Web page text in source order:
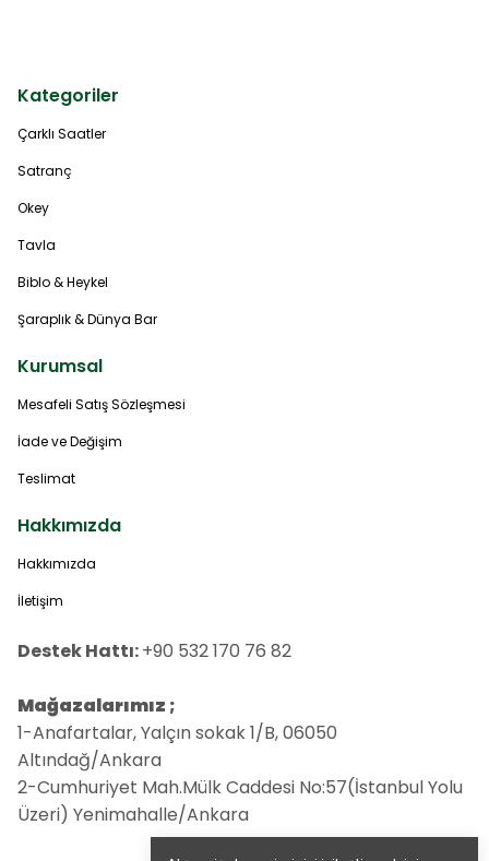
Kategoriler
Çarklı Saatler
Satranç
Okey
Tavla
Biblo & Heykel
Şaraplık & Dünya Bar
Kurumsal
Mesafeli Satış Sözleşmesi
İade ve Değişim
Teslimat
Hakkımızda
Hakkımızda
İletişim
Destek Hattı:+90 532 170 76 82
Mağazalarımız ;
1-Anafartalar, Yalçın sokak 1/B, 06050
Altındağ/Ankara
2-Cumhuriyet Mah.Mülk Caddesi No:57(İstanbul Yolu
Üzeri) Yenimahalle/Ankara